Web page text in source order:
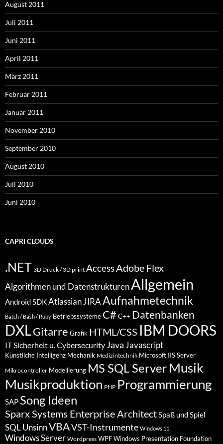
August 2011
Juli 2011
Juni 2011
April 2011
März 2011
Februar 2011
Januar 2011
November 2010
September 2010
August 2010
Juli 2010
Juni 2010
CAPRI CLOUDS
.NET 3D Druck / 3D print AccessAdobe Flex
Algorithmen und DatenstrukturenAllgemein
Android SDKAtlassian JIRAAufnahmetechnik
Batch / Bash / Ruby Betriebssysteme C# C++ Datenbanken
DXLGitarre Grafik HTML/CSS IBM DOORS
IT Sicherheit u. Cybersecurity Java Javascript
Künstliche Intelligenz Mechanik Medizintechnik Microsoft IIS Server
Mikrocontroller Modellierung MS SQL Server Musik
Musikproduktion PHP Programmierung
SAP Song Ideen
Sparx Systems Enterprise ArchitectSpaß und Spiel
SQL UnsinnVBAVST-Instrumente Windows 11
Windows Server Wordpress WPF Windows Presentation Foundation